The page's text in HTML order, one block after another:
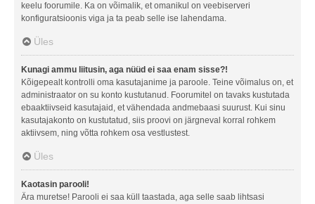
keelu foorumile. Ka on võimalik, et omanikul on veebiserveri
konfiguratsioonis viga ja ta peab selle ise lahendama.
Üles
Kunagi ammu liitusin, aga nüüd ei saa enam sisse?!
Kõigepealt kontrolli oma kasutajanime ja paroole. Teine võimalus on, et
administraator on su konto kustutanud. Foorumitel on tavaks kustutada
ebaaktiivseid kasutajaid, et vähendada andmebaasi suurust. Kui sinu
kasutajakonto on kustutatud, siis proovi on järgneval korral rohkem
aktiivsem, ning võtta rohkem osa vestlustest.
Üles
Kaotasin parooli!
Ära muretse! Parooli ei saa küll taastada, aga selle saab lihtsasi